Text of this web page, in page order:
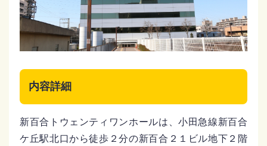
内容詳細
新百合トウェンティワンホールは、小田急線新百合
ケ丘駅北口から徒歩２分の新百合２１ビル地下２階